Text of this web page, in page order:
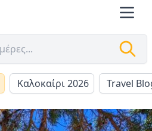
Καλοκαίρι 2026 Travel